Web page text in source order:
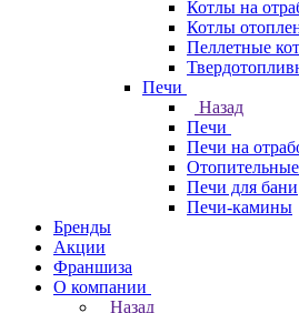
Котлы на
Котлы
Пеллетные
Печи
Назад
Печи
Печи на
Печи для бани
Печи-камины
Бренды
Акции
Франшиза
О компании
Назад